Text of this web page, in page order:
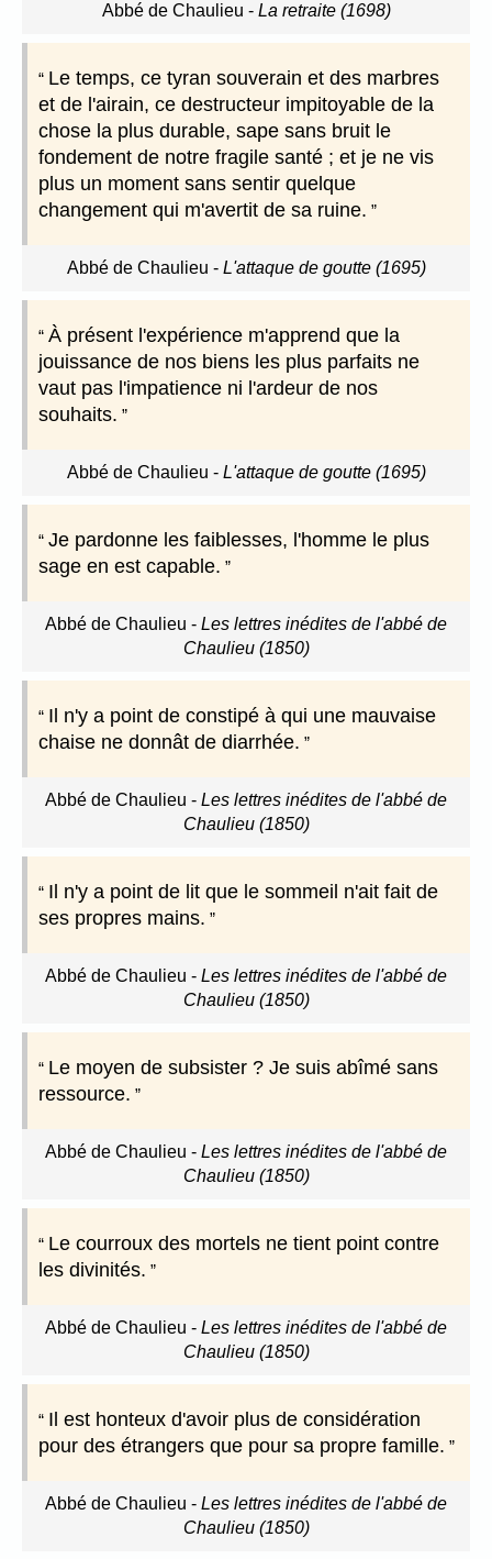
Abbé de Chaulieu - La retraite (1698)
Le temps, ce tyran souverain et des marbres
et de l'airain, ce destructeur impitoyable de la
chose la plus durable, sape sans bruit le
fondement de notre fragile santé ; et je ne vis
plus un moment sans sentir quelque
changement qui m'avertit de sa ruine.
Abbé de Chaulieu - L'attaque de goutte (1695)
À présent l'expérience m'apprend que la
jouissance de nos biens les plus parfaits ne
vaut pas l'impatience ni l'ardeur de nos
souhaits.
Abbé de Chaulieu - L'attaque de goutte (1695)
Je pardonne les faiblesses, l'homme le plus
sage en est capable.
Abbé de Chaulieu - Les lettres inédites de l'abbé de
Chaulieu (1850)
Il n'y a point de constipé à qui une mauvaise
chaise ne donnât de diarrhée.
Abbé de Chaulieu - Les lettres inédites de l'abbé de
Chaulieu (1850)
Il n'y a point de lit que le sommeil n'ait fait de
ses propres mains.
Abbé de Chaulieu - Les lettres inédites de l'abbé de
Chaulieu (1850)
Le moyen de subsister ? Je suis abîmé sans
ressource.
Abbé de Chaulieu - Les lettres inédites de l'abbé de
Chaulieu (1850)
Le courroux des mortels ne tient point contre
les divinités.
Abbé de Chaulieu - Les lettres inédites de l'abbé de
Chaulieu (1850)
Il est honteux d'avoir plus de considération
pour des étrangers que pour sa propre famille.
Abbé de Chaulieu - Les lettres inédites de l'abbé de
Chaulieu (1850)